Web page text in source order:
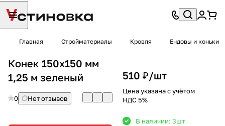
Главная Стройматериалы Кровля Ендовы и коньки
Конек 150х150 мм
1,25 м зеленый
0 Нет отзывов
510 ₽/шт
Цена указана с учётом
НДС 5%
В наличии: 3шт